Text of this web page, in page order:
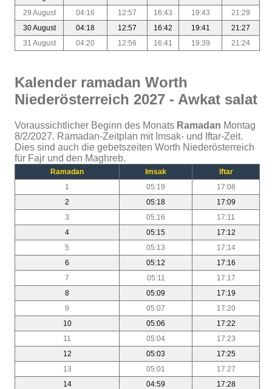
29 August
04:16 12:57 16:43 19:43
21:29
30 August
04:18 12:57 16:42 19:41
21:27
31 August
04:20 12:56 16:41 19:39 21:24
Kalender ramadan Worth
Niederösterreich 2027 - Awkat salat
Voraussichtlicher Beginn des Monats Ramadan Montag
8/2/2027. Ramadan-Zeitplan mit Imsak- und Iftar-Zeit.
Dies sind auch die gebetszeiten Worth Niederösterreich
für Fajr und den Maghreb.
Ramadan Imsak
Iftar
1
05:19
17:08
2
05:18
17:09
3
05:16
17:11
4
05:15
17:12
5
05:13
17:14
6
05:12
17:16
7
05:11
17:17
8
05:09
17:19
9
05:07
17:20
10
05:06
17:22
11
05:04
17:23
12
05:03
17:25
13
05:01
17:27
14
04:59
17:28